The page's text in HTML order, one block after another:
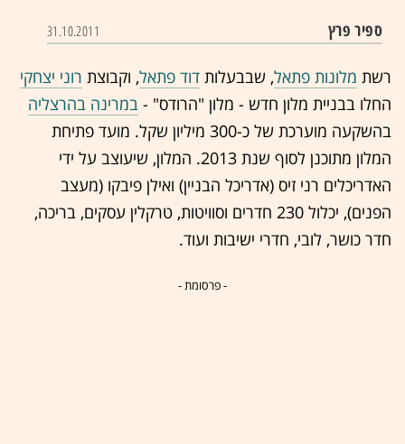
ספיר פרץ 31.10.2011
רשת מלונות פתאל, שבבעלות דוד פתאל, וקבוצת רוני יצחקי
החלו בבניית מלון חדש - מלון "הרודס" - במרינה בהרצליה
בהשקעה מוערכת של כ-300 מיליון שקל. מועד פתיחת
המלון מתוכנן לסוף שנת 2013. המלון, שיעוצב על ידי
האדריכלים רני זיס (אדריכל הבניין) ואילן פיבקו (מעצב
הפנים), יכלול 230 חדרים וסוויטות, טרקלין עסקים, בריכה,
חדר כושר, לובי, חדרי ישיבות ועוד.
- פרסומת -